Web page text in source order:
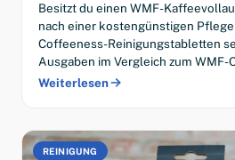
Besitzt du einen WMF-
nach einer kostengünstigen
Coffeeness-Reinigungstabletten
Ausgaben im Vergleich zum
Weiterlesen
REINIGUNG